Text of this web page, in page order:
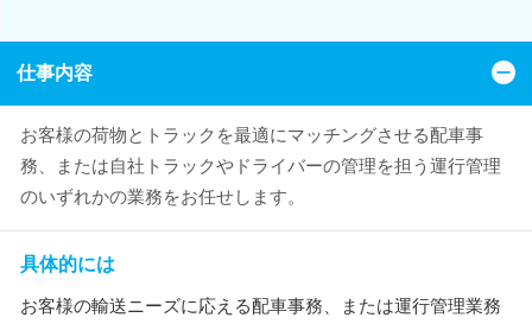
仕事内容
お客様の荷物とトラックを最適にマッチングさせる配車事
務、または自社トラックやドライバーの管理を担う運行管理
のいずれかの業務をお任せします。
具体的には
お客様の輸送ニーズに応える配車事務、または運行管理業務